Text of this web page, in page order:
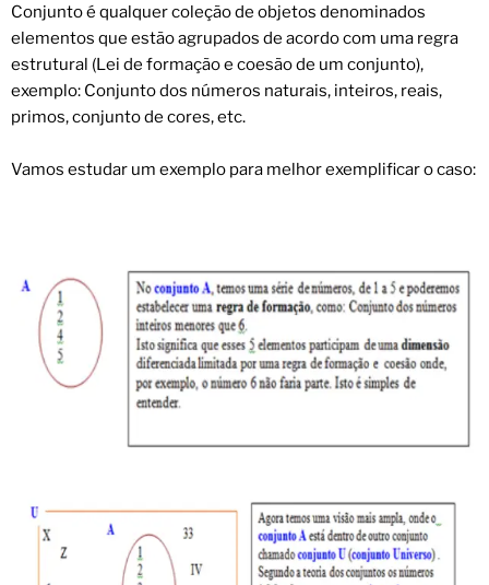
Conjunto é qualquer coleção de objetos denominados
elementos que estão agrupados de acordo com uma regra
estrutural (Lei de formação e coesão de um conjunto),
exemplo: Conjunto dos números naturais, inteiros, reais,
primos, conjunto de cores, etc.
Vamos estudar um exemplo para melhor exemplificar o caso: